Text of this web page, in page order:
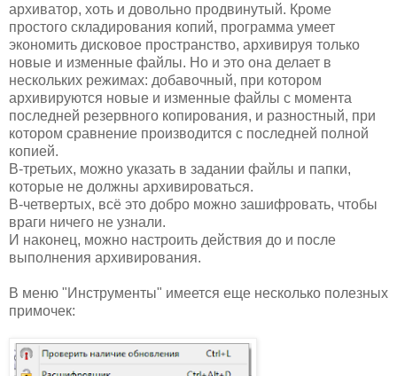
архиватор, хоть и довольно продвинутый. Кроме
простого складирования копий, программа умеет
экономить дисковое пространство, архивируя только
новые и изменные файлы. Но и это она делает в
нескольких режимах: добавочный, при котором
архивируются новые и изменные файлы с момента
последней резервного копирования, и разностный, при
котором сравнение производится с последней полной
копией.
В-третьих, можно указать в задании файлы и папки,
которые не должны архивироваться.
В-четвертых, всё это добро можно зашифровать, чтобы
враги ничего не узнали.
И наконец, можно настроить действия до и после
выполнения архивирования.
В меню "Инструменты" имеется еще несколько полезных
примочек: